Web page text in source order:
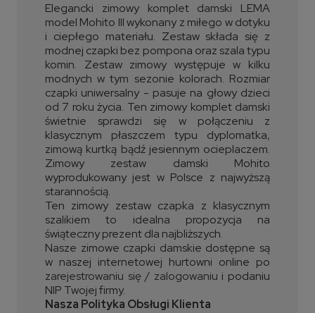
Elegancki zimowy komplet damski LEMA
model Mohito III wykonany z miłego w dotyku
i ciepłego materiału. Zestaw składa się z
modnej czapki bez pompona oraz szala typu
komin. Zestaw zimowy występuje w kilku
modnych w tym sezonie kolorach. Rozmiar
czapki uniwersalny - pasuje na głowy dzieci
od 7 roku życia. Ten zimowy komplet damski
świetnie sprawdzi się w połączeniu z
klasycznym płaszczem typu dyplomatka,
zimową kurtką bądź jesiennym ocieplaczem.
Zimowy zestaw damski Mohito
wyprodukowany jest w Polsce z najwyższą
starannością.
Ten zimowy zestaw czapka z klasycznym
szalikiem to idealna propozycja na
świąteczny prezent dla najbliższych.
Nasze zimowe czapki damskie dostępne są
w naszej internetowej hurtowni online po
zarejestrowaniu się / zalogowaniu i podaniu
NIP Twojej firmy.
Nasza Polityka Obsługi Klienta